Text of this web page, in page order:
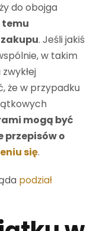
do obojga
temu
. Jeśli jakiś
w takim
że w przypadku
mogą być
przepisów o
się.
podział